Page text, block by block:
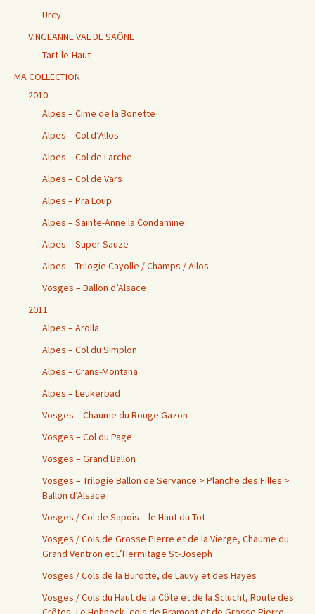
Urcy
VINGEANNE VAL DE SAÔNE
Tart-le-Haut
MA COLLECTION
2010
Alpes – Cime de la Bonette
Alpes – Col d’Allos
Alpes – Col de Larche
Alpes – Col de Vars
Alpes – Pra Loup
Alpes – Sainte-Anne la Condamine
Alpes – Super Sauze
Alpes – Trilogie Cayolle / Champs / Allos
Vosges – Ballon d’Alsace
2011
Alpes – Arolla
Alpes – Col du Simplon
Alpes – Crans-Montana
Alpes – Leukerbad
Vosges – Chaume du Rouge Gazon
Vosges – Col du Page
Vosges – Grand Ballon
Vosges – Trilogie Ballon de Servance > Planche des Filles >
Ballon d’Alsace
Vosges / Col de Sapois – le Haut du Tot
Vosges / Cols de Grosse Pierre et de la Vierge, Chaume du
Grand Ventron et L’Hermitage St-Joseph
Vosges / Cols de la Burotte, de Lauvy et des Hayes
Vosges / Cols du Haut de la Côte et de la Sclucht, Route des